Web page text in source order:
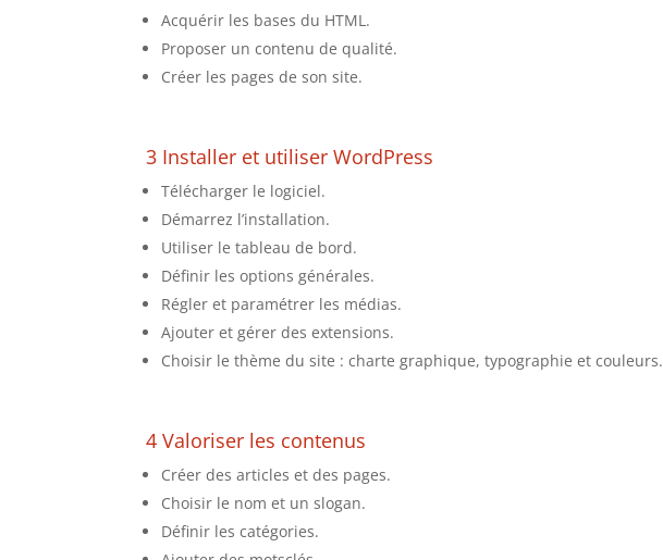
Acquérir les bases du HTML.
Proposer un contenu de qualité.
Créer les pages de son site.
3 Installer et utiliser WordPress
Télécharger le logiciel.
Démarrez l’installation.
Utiliser le tableau de bord.
Définir les options générales.
Régler et paramétrer les médias.
Ajouter et gérer des extensions.
Choisir le thème du site : charte graphique, typographie et couleurs.
4 Valoriser les contenus
Créer des articles et des pages.
Choisir le nom et un slogan.
Définir les catégories.